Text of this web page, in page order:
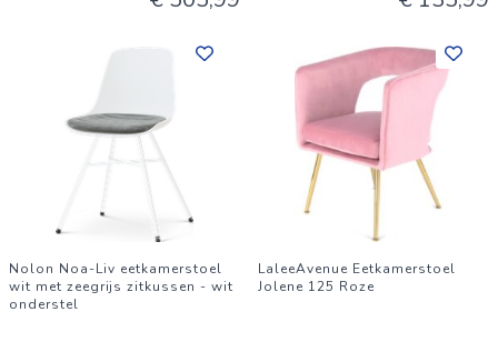
Nolon Noa-Liv eetkamerstoel
wit met zeegrijs zitkussen - wit
onderstel
LaleeAvenue Eetkamerstoel
Jolene 125 Roze